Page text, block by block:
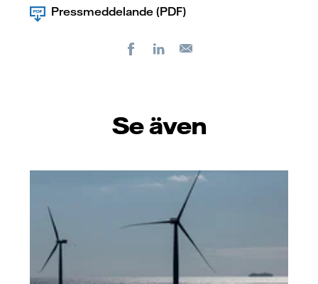
Pressmeddelande (PDF)
FacebookLinkedIn
Se även